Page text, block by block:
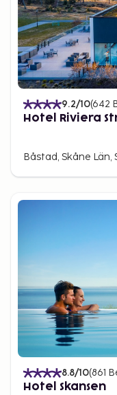
9.2/10(642
Hotel Riviera
Båstad, Skåne Län,
8.8/10(861
Hotel Skansen